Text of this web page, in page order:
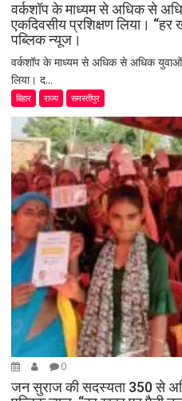
वर्कशॉप के माध्यम से अधिक से
एकदिवसीय प्रशिक्षण लिया।
पब्लिक न्यूज।
वर्कशॉप के माध्यम से अधिक से अधिक युवाओं
लिया। द...
बिहार राज्य समस्तीपुर
0
जन सुराज की सदस्यता 350 से